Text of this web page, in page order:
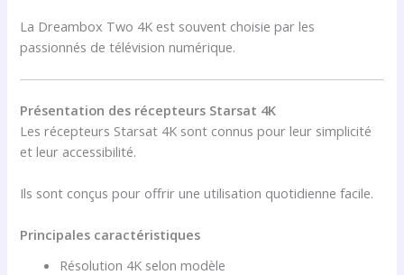
La Dreambox Two 4K est souvent choisie par les
passionnés de télévision numérique.
Présentation des récepteurs Starsat 4K
Les récepteurs Starsat 4K sont connus pour leur simplicité
et leur accessibilité.
Ils sont conçus pour offrir une utilisation quotidienne facile.
Principales caractéristiques
Résolution 4K selon modèle